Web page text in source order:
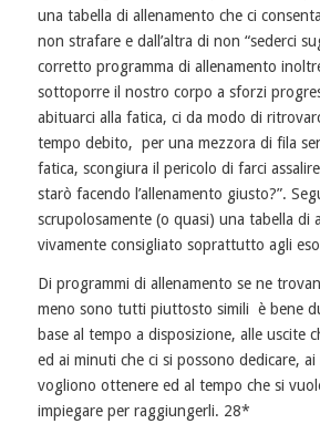
una tabella di allenamento che ci
non strafare e dall’altra di non “sederci
corretto programma di allenamento
sottoporre il nostro corpo a sforzi
abituarci alla fatica, ci da modo di
tempo debito, per una mezzora di fila
fatica, scongiura il pericolo di farci
starò facendo l’allenamento giusto?”.
scrupolosamente (o quasi) una tabella di
vivamente consigliato soprattutto agli
Di programmi di allenamento se ne
meno sono tutti piuttosto simili è bene
base al tempo a disposizione, alle uscite
ed ai minuti che ci si possono dedicare,
vogliono ottenere ed al tempo che si
impiegare per raggiungerli. 28*